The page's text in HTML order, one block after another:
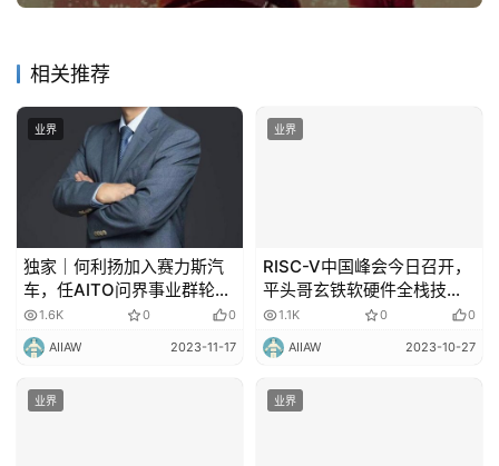
相关推荐
业界
独家｜何利扬加入赛力斯汽
车，任AITO问界事业群轮值
总裁
1.6K 0 0
AIIAW 2023-11-17
业界
RISC-V中国峰会今日召开，
平头哥玄铁软硬件全栈技术
率先落地
1.1K 0 0
AIIAW 2023-10-27
业界 业界